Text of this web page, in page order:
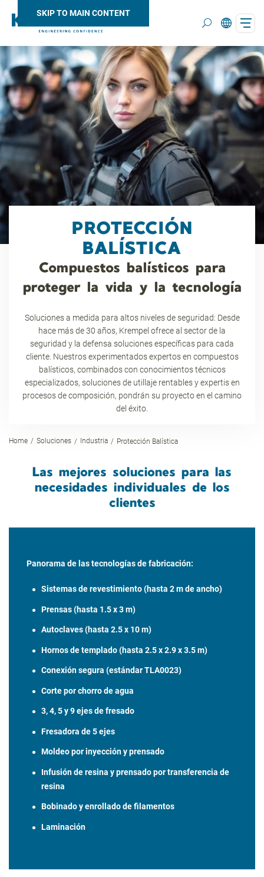
SKIP TO MAIN CONTENT
Search
PROTECCIÓN
BALÍSTICA
Compuestos balísticos para
proteger la vida y la tecnología
Soluciones a medida para altos niveles de seguridad: Desde
hace más de 30 años, Krempel ofrece al sector de la
seguridad y la defensa soluciones específicas para cada
cliente. Nuestros experimentados expertos en compuestos
balísticos, combinados con conocimientos técnicos
especializados, soluciones de utillaje rentables y expertis en
procesos de composición, pondrán su proyecto en el camino
del éxito.
Home Soluciones Industria Protección Balística
Las mejores soluciones para las
necesidades individuales de los
clientes
Panorama de las tecnologías de fabricación:
Sistemas de revestimiento (hasta 2 m de ancho)
Prensas (hasta 1.5 x 3 m)
Autoclaves (hasta 2.5 x 10 m)
Hornos de templado (hasta 2.5 x 2.9 x 3.5 m)
Conexión segura (estándar TLA0023)
Corte por chorro de agua
3, 4, 5 y 9 ejes de fresado
Fresadora de 5 ejes
Moldeo por inyección y prensado
Infusión de resina y prensado por transferencia de
resina
Bobinado y enrollado de filamentos
Laminación